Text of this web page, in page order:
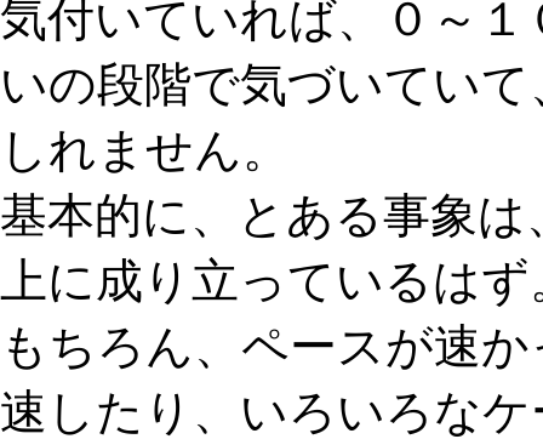
気付いていれば、０～
いの段階で気づいてい
しれません。
基本的に、とある事象
上に成り立っているはず
もちろん、ペースが速
速したり、いろいろな